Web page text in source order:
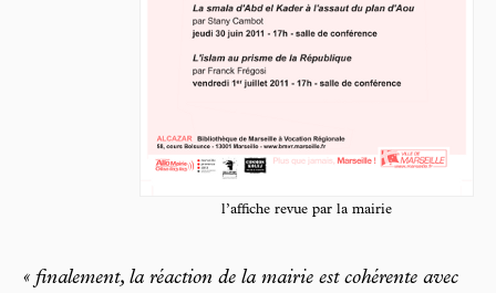
l’affiche revue par la mairie
« finalement, la réaction de la mairie est cohérente avec